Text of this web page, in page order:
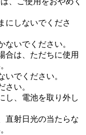
にしないでくださ
いでください。
合は、ただちに使用
でください。
さい。
し、電池を取り外し
直射日光の当たらな